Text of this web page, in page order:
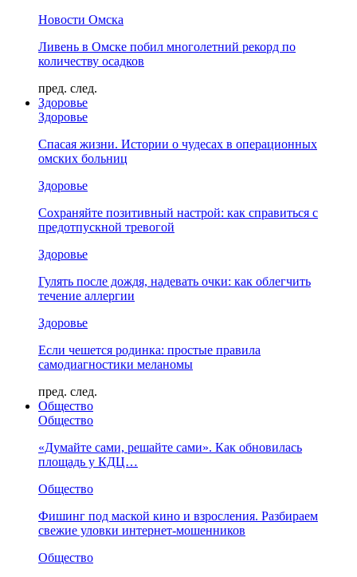
Новости Омска
Ливень в Омске побил многолетний рекорд по
количеству осадков
пред. след.
Здоровье
Здоровье
Спасая жизни. Истории о чудесах в операционных
омских больниц
Здоровье
Сохраняйте позитивный настрой: как справиться с
предотпускной тревогой
Здоровье
Гулять после дождя, надевать очки: как облегчить
течение аллергии
Здоровье
Если чешется родинка: простые правила
самодиагностики меланомы
пред. след.
Общество
Общество
«Думайте сами, решайте сами». Как обновилась
площадь у КДЦ…
Общество
Фишинг под маской кино и взросления. Разбираем
свежие уловки интернет-мошенников
Общество